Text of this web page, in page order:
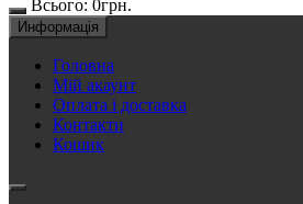
Всього: 0грн.
Информація
Головна
Мій акаунт
Оплата і доставка
Контакти
Кошик